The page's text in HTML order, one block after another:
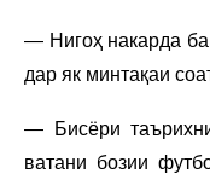
— Нигоҳ накарда ба
дар як минтақаи
— Бисёри
ватани бозии